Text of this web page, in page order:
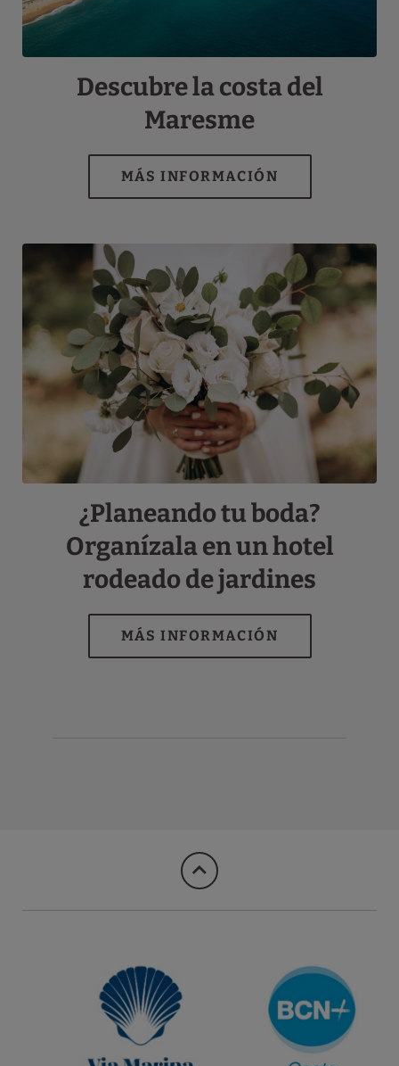
Descubre la costa del
Maresme
¿Planeando tu boda?
Organízala en un hotel
rodeado de jardines